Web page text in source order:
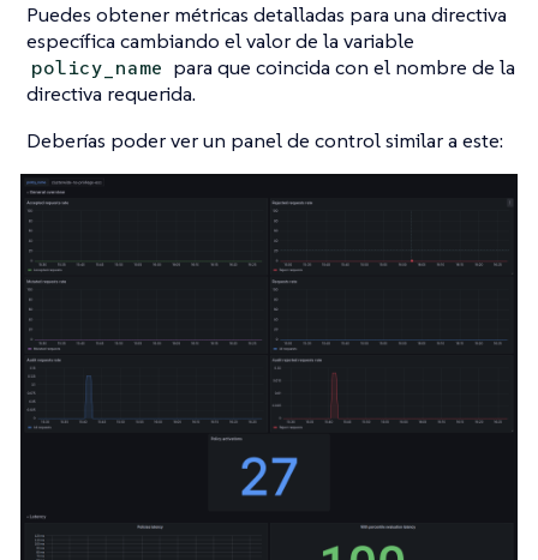
Puedes obtener métricas detalladas para una directiva
específica cambiando el valor de la variable
policy_name para que coincida con el nombre de la
directiva requerida.
Deberías poder ver un panel de control similar a este: